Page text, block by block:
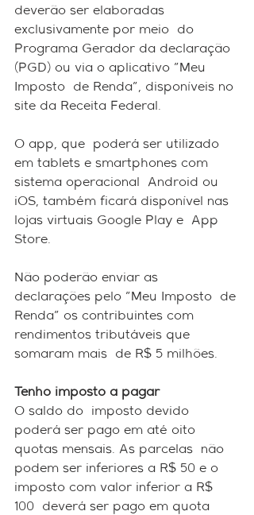
deverão ser elaboradas
exclusivamente por meio  do
Programa Gerador da declaração
(PGD) ou via o aplicativo "Meu
Imposto  de Renda", disponíveis no
site da Receita Federal.
O app, que  poderá ser utilizado
em tablets e smartphones com
sistema operacional  Android ou
iOS, também ficará disponível nas
lojas virtuais Google Play e  App
Store.
Não poderão enviar as
declarações pelo "Meu Imposto  de
Renda" os contribuintes com
rendimentos tributáveis que
somaram mais  de R$ 5 milhões.
Tenho imposto a pagar
O saldo do  imposto devido
poderá ser pago em até oito
quotas mensais. As parcelas  não
podem ser inferiores a R$ 50 e o
imposto com valor inferior a R$
100  deverá ser pago em quota